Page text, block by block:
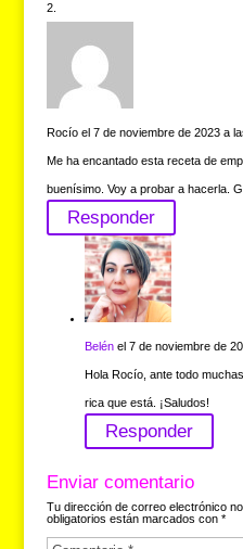
Rocío el 7 de noviembre de 2023 a
Me ha encantado esta receta de
buenísimo. Voy a probar a hacerla.
Responder
Belén el 7 de noviembre de
Hola Rocío, ante todo
rica que está. ¡Saludos!
Responder
Enviar comentario
Tu dirección de correo electrónico
obligatorios están marcados con *